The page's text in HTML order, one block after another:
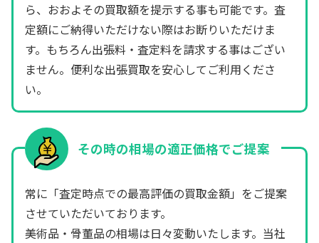
ら、おおよその買取額を提示する事も可能です。査
定額にご納得いただけない際はお断りいただけま
す。もちろん出張料・査定料を請求する事はござい
ません。便利な出張買取を安心してご利用くださ
い。
その時の相場の適正価格でご提案
常に「査定時点での最高評価の買取金額」をご提案
させていただいております。
美術品・骨董品の相場は日々変動いたします。当社